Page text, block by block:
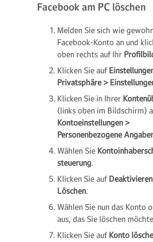
Facebook am PC löschen
Melden Sie sich wie
Facebook-Konto an und
oben rechts auf Ihr
Klicken Sie auf
Privatsphäre >
Klicken Sie in Ihrer
(links oben im Bildschirm)
Kontoeinstellungen >
Personenbezogene
Wählen Sie
steuerung.
Klicken Sie auf
Löschen.
Wählen Sie nun das Konto
aus, das Sie löschen
Klicken Sie auf Konto